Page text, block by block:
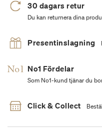
30 dagars retur
Du kan returnera dina
Presentinslagning
No1 Fördelar
Som No1-kund tjänar du
Click & Collect